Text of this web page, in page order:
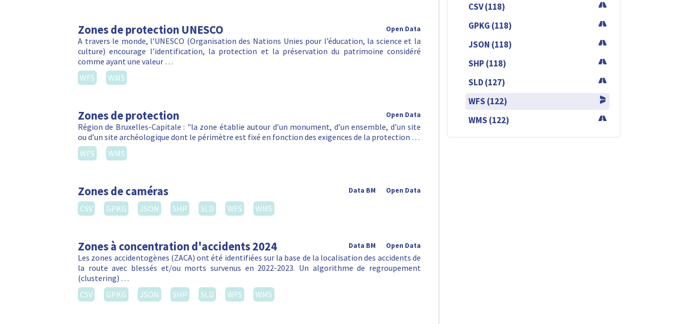
Zones de protection UNESCO Open Data
A travers le monde, l’UNESCO (Organisation des Nations Unies pour l’éducation, la science et la
culture) encourage l’identification, la protection et la préservation du patrimoine considéré
comme ayant une valeur …
WFS
WMS
Zones de protection Open Data
Région de Bruxelles-Capitale : "la zone établie autour d’un monument, d’un ensemble, d’un site
ou d’un site archéologique dont le périmètre est fixé en fonction des exigences de la protection …
WFS
WMS
Zones de caméras Open Data
Data BM
CSV GPKG JSON SHP SLD WFS WMS
Zones à concentration d'accidents 2024 Open Data
Data BM
Les zones accidentogènes (ZACA) ont été identifiées sur la base de la localisation des accidents de
la route avec blessés et/ou morts survenus en 2022-2023. Un algorithme de regroupement
(clustering) …
CSV
GPKG JSON SHP SLD WFS WMS
CSV (118)
GPKG (118)
JSON (118)
SHP (118)
SLD (127)
WFS (122)
WMS (122)